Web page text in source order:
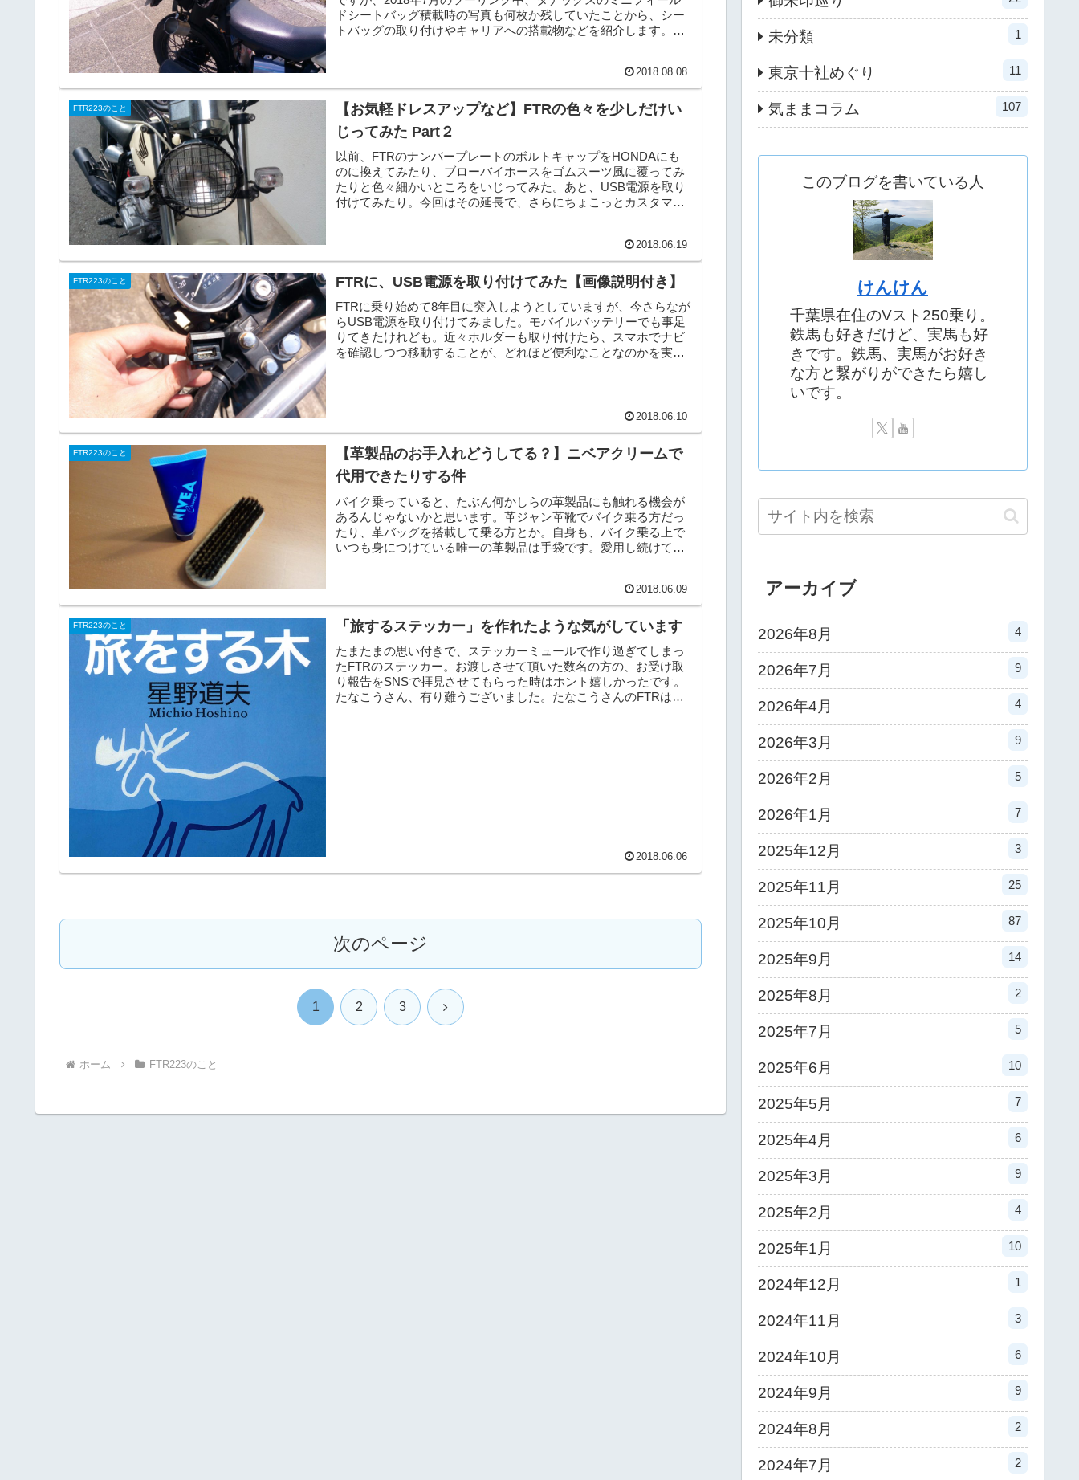
ドシートバッグ積載時の写真も何枚か残していたことから、シー
トバッグの取り付けやキャリアへの搭載物などを紹介します。主
2018.08.08
FTR223のこと
【お気軽ドレスアップなど】FTRの色々を少しだけい
じってみた Part２
以前、FTRのナンバープレートのボルトキャップをHONDAにも
のに換えてみたり、ブローバイホースをゴムスーツ風に覆ってみ
たりと色々細かいところをいじってみた。あと、USB電源を取り
付けてみたり。今回はその延長で、さらにちょこっとカスタマイ
2018.06.19
FTR223のこと FTRに、USB電源を取り付けてみた【画像説明付き】
FTRに乗り始めて8年目に突入しようとしていますが、今さらなが
らUSB電源を取り付けてみました。モバイルバッテリーでも事足
りてきたけれども。近々ホルダーも取り付けたら、スマホでナビ
を確認しつつ移動することが、どれほど便利なことなのかを実感
2018.06.10
FTR223のこと
【革製品のお手入れどうしてる？】ニベアクリームで
代用できたりする件
バイク乗っていると、たぶん何かしらの革製品にも触れる機会が
あるんじゃないかと思います。革ジャン革靴でバイク乗る方だっ
たり、革バッグを搭載して乗る方とか。自身も、バイク乗る上で
いつも身につけている唯一の革製品は手袋です。愛用し続けてい
2018.06.09
FTR223のこと 「旅するステッカー」を作れたような気がしています
たまたまの思い付きで、ステッカーミュールで作り過ぎてしまっ
たFTRのステッカー。お渡しさせて頂いた数名の方の、お受け取
り報告をSNSで拝見させてもらった時はホント嬉しかったです。
たなこうさん、有り難うございました。たなこうさんのFTRは、
2018.06.06
次のページ
1 2 3 次
ホーム FTR223のこと
未分類 1
東京十社めぐり 11
気ままコラム 107
このブログを書いている人
けんけん
千葉県在住のVスト250乗り。
鉄馬も好きだけど、実馬も好
きです。鉄馬、実馬がお好き
な方と繋がりができたら嬉し
いです。
アーカイブ
2026年8月 4
2026年7月 9
2026年4月 4
2026年3月 9
2026年2月 5
2026年1月 7
2025年12月 3
2025年11月 25
2025年10月 87
2025年9月 14
2025年8月 2
2025年7月 5
2025年6月 10
2025年5月 7
2025年4月 6
2025年3月 9
2025年2月 4
2025年1月 10
2024年12月 1
2024年11月 3
2024年10月 6
2024年9月 9
2024年8月 2
2024年7月 2